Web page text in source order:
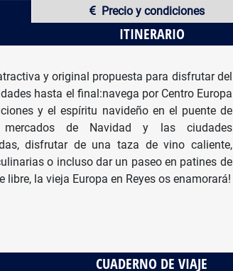
Precio y condiciones
ITINERARIO
y original propuesta para disfrutar del
hasta el final:navega por Centro Europa
y el espíritu navideño en el puente de
mercados de Navidad y las ciudades
disfrutar de una taza de vino caliente,
o incluso dar un paseo en patines de
libre, la vieja Europa en Reyes os enamorará!
CUADERNO DE VIAJE